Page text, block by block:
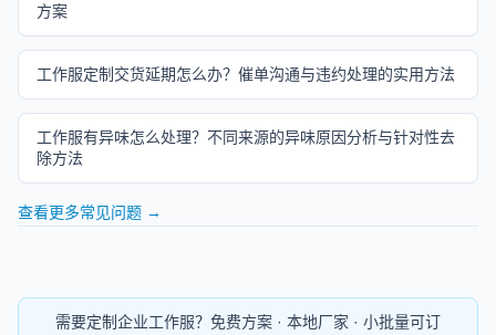
方案
工作服定制交货延期怎么办？催单沟通与违约处理的实用方法
工作服有异味怎么处理？不同来源的异味原因分析与针对性去
除方法
查看更多常见问题 →
需要定制企业工作服？免费方案 · 本地厂家 · 小批量可订